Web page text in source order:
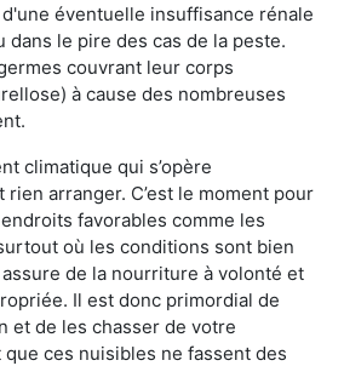
éventuelle insuffisance rénale
dans le pire des cas de la peste.
couvrant leur corps
à cause des nombreuses
climatique qui s’opère
arranger. C’est le moment pour
favorables comme les
où les conditions sont bien
de la nourriture à volonté et
Il est donc primordial de
et de les chasser de votre
ces nuisibles ne fassent des